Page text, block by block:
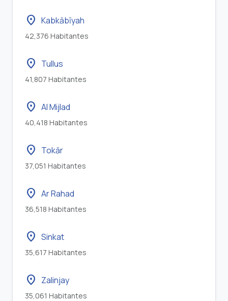
location_on Kabkābīyah
42,376 Habitantes
location_on Tullus
41,807 Habitantes
location_on Al Mijlad
40,418 Habitantes
location_on Tokār
37,051 Habitantes
location_on Ar Rahad
36,518 Habitantes
location_on Sinkat
35,617 Habitantes
location_on Zalinjay
35,061 Habitantes